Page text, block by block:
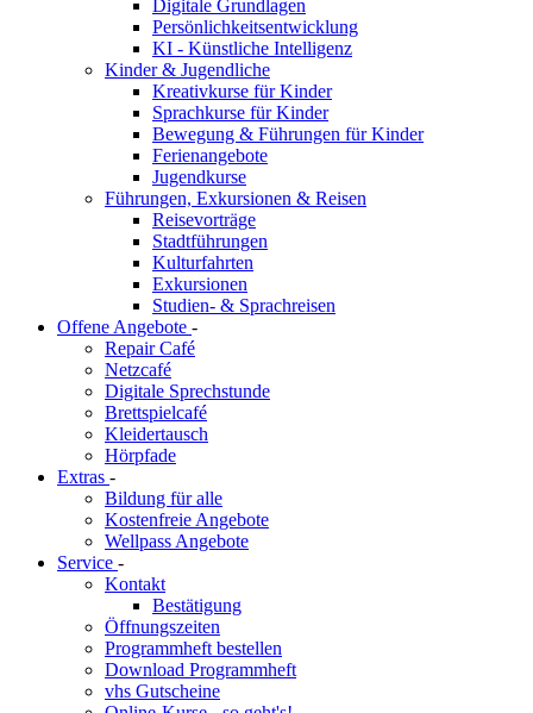
Digitale Grundlagen
Persönlichkeitsentwicklung
KI - Künstliche Intelligenz
Kinder & Jugendliche
Kreativkurse für Kinder
Sprachkurse für Kinder
Bewegung & Führungen für Kinder
Ferienangebote
Jugendkurse
Führungen, Exkursionen & Reisen
Reisevorträge
Stadtführungen
Kulturfahrten
Exkursionen
Studien- & Sprachreisen
Offene Angebote -
Repair Café
Netzcafé
Digitale Sprechstunde
Brettspielcafé
Kleidertausch
Hörpfade
Extras -
Bildung für alle
Kostenfreie Angebote
Wellpass Angebote
Service -
Kontakt
Bestätigung
Öffnungszeiten
Programmheft bestellen
Download Programmheft
vhs Gutscheine